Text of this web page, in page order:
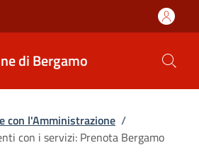
di Bergamo
con l'Amministrazione /
con i servizi: Prenota Bergamo